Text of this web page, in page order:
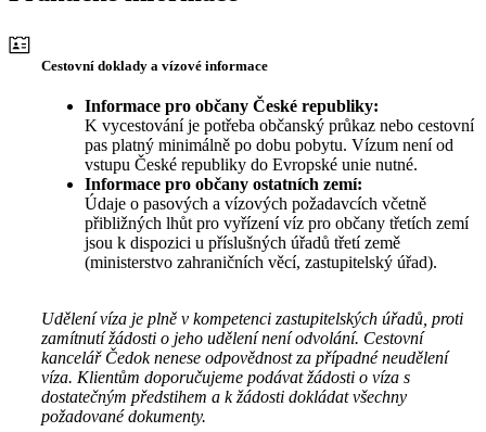
Cestovní doklady a vízové informace
Informace pro občany České republiky:
K vycestování je potřeba občanský průkaz nebo cestovní
pas platný minimálně po dobu pobytu. Vízum není od
vstupu České republiky do Evropské unie nutné.
Informace pro občany ostatních zemí:
Údaje o pasových a vízových požadavcích včetně
přibližných lhůt pro vyřízení víz pro občany třetích zemí
jsou k dispozici u příslušných úřadů třetí země
(ministerstvo zahraničních věcí, zastupitelský úřad).
Udělení víza je plně v kompetenci zastupitelských úřadů, proti
zamítnutí žádosti o jeho udělení není odvolání. Cestovní
kancelář Čedok nenese odpovědnost za případné neudělení
víza. Klientům doporučujeme podávat žádosti o víza s
dostatečným předstihem a k žádosti dokládat všechny
požadované dokumenty.